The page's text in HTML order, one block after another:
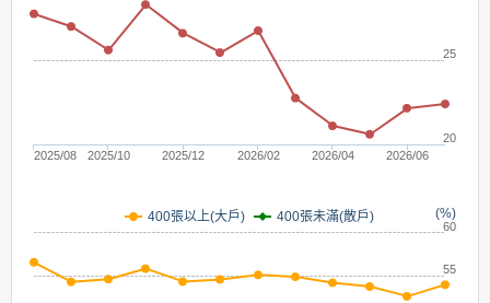
2025/08 2025/10 2025/12 2026/02 2026/04 2026/06
20
25
(%)
400張以上(大戶) 400張未滿(散戶)
55
60